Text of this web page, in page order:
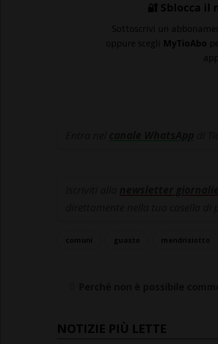
🔐 Sblocca il
Sottoscrivi un
oppure scegli MyTioAbo
NOTIZIE PIÙ LETTE